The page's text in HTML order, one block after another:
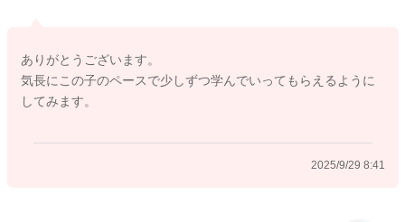
いと思いますよ。保育園にも行かれるご予定があるということ
であれば、そこでもまた、他の人との関わり方を学んでいくこ
とになると思いますよ。
ありがとうございます。
気長にこの子のペースで少しずつ学んでいってもらえるように
してみます。
2025/9/29 8:41